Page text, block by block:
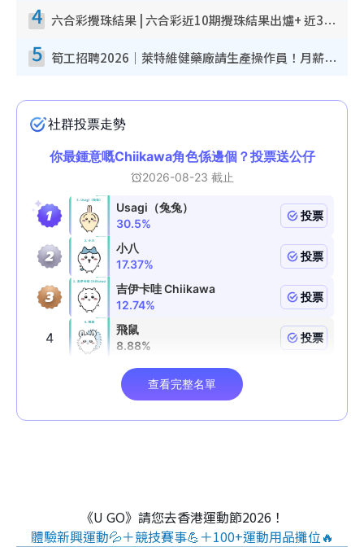
4 六合彩攪珠結果 | 六合彩近10期攪珠結果出爐+ 近30期最旺熱門中獎號碼
5 筍工招聘2026｜萊特維健藥廠請生產操作員！月薪高達$1.7萬 冷氣廠房/五天工作/保證雙糧
《U GO》請您去香港運動節2026！
體驗新興運動💦＋競技賽事💪＋100+運動用品攤位🔥